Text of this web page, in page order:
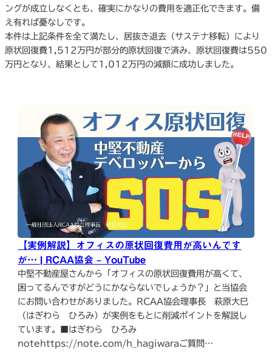
ングが成立しなくとも、確実にかなりの費用を適正化できます。備
え有れば憂なしです。
本件は上記条件を全て満たし、居抜き退去（サステナ移転）により
原状回復費1,512万円が部分的原状回復で済み、原状回復費は550
万円となり、結果として1,012万円の減額に成功しました。
【実例解説】オフィスの原状回復費用が高いんです
が… | RCAA協会 – YouTube
中堅不動産屋さんから「オフィスの原状回復費用が高くて、
困ってるんですがどうにかならないでしょうか？」と当協会
にお問い合わせがありました。RCAA協会理事長 萩原大巳
（はぎわら ひろみ）が実例をもとに削減ポイントを解説し
ています。■はぎわら ひろみ
notehttps://note.com/h_hagiwaraご質問…